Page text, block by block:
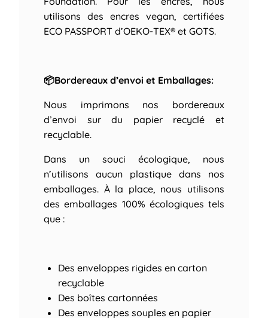
utilisons des encres vegan, certifiées
ECO PASSPORT d’OEKO-TEX® et GOTS.
📦Bordereaux d’envoi et Emballages:
Nous imprimons nos bordereaux
d’envoi sur du papier recyclé et
recyclable.
Dans un souci écologique, nous
n’utilisons aucun plastique dans nos
emballages. À la place, nous utilisons
des emballages 100% écologiques tels
que :
Des enveloppes rigides en carton
recyclable
Des boîtes cartonnées
Des enveloppes souples en papier